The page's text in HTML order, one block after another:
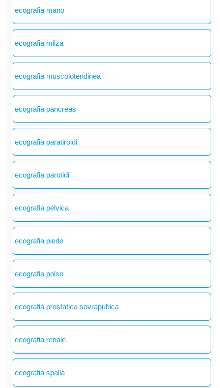
ecografia mano
ecografia milza
ecografia muscolotendinea
ecografia pancreas
ecografia paratiroidi
ecografia parotidi
ecografia pelvica
ecografia piede
ecografia polso
ecografia prostatica sovrapubica
ecografia renale
ecografia spalla